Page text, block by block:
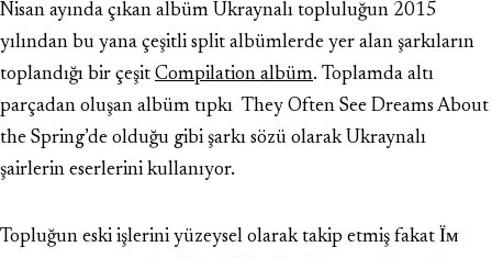
Nisan ayında çıkan albüm Ukraynalı topluluğun 2015
yılından bu yana çeşitli split albümlerde yer alan şarkıların
toplandığı bir çeşit Compilation albüm. Toplamda altı
parçadan oluşan albüm tıpkı They Often See Dreams About
the Spring’de olduğu gibi şarkı sözü olarak Ukraynalı
şairlerin eserlerini kullanıyor.
Topluğun eski işlerini yüzeysel olarak takip etmiş fakat Їм